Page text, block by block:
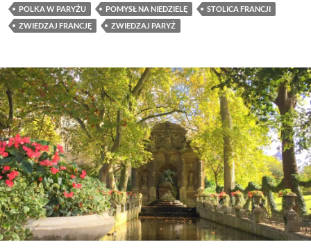
POLKA W PARYŻU
POMYSŁ NA NIEDZIELĘ
STOLICA FRANCJI
ZWIEDZAJ FRANCJĘ
ZWIEDZAJ PARYŻ